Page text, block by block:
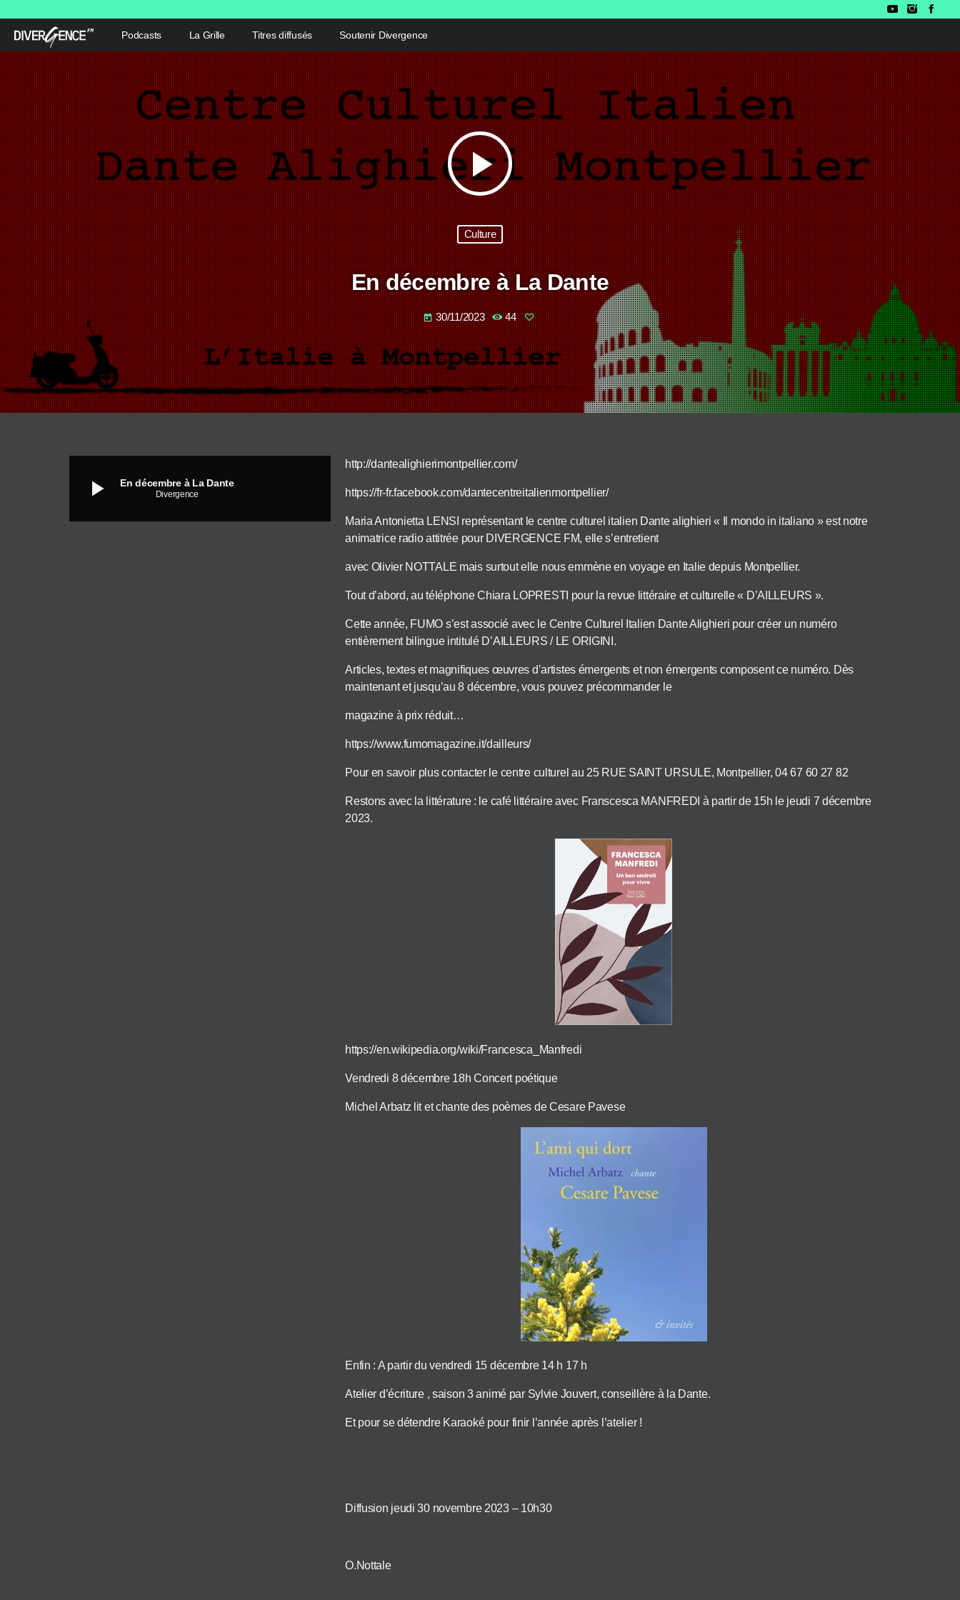
Podcasts La Grille Titres diffusés Soutenir Divergence
play_arrow
Culture
En décembre à La Dante
today 30/11/2023 44
play_arrow En décembre à La Dante
Divergence
http://dantealighierimontpellier.com/
https://fr-fr.facebook.com/dantecentreitalienmontpellier/
Maria Antonietta LENSI représentant le centre culturel italien Dante alighieri « Il mondo in italiano » est notre
animatrice radio attitrée pour DIVERGENCE FM, elle s’entretient
avec Olivier NOTTALE mais surtout elle nous emmène en voyage en Italie depuis Montpellier.
Tout d’abord, au téléphone Chiara LOPRESTI pour la revue littéraire et culturelle « D’AILLEURS ».
Cette année, FUMO s’est associé avec le Centre Culturel Italien Dante Alighieri pour créer un numéro
entièrement bilingue intitulé D’AILLEURS / LE ORIGINI.
Articles, textes et magnifiques œuvres d’artistes émergents et non émergents composent ce numéro. Dès
maintenant et jusqu’au 8 décembre, vous pouvez précommander le
magazine à prix réduit…
https://www.fumomagazine.it/dailleurs/
Pour en savoir plus contacter le centre culturel au 25 RUE SAINT URSULE, Montpellier, 04 67 60 27 82
Restons avec la littérature : le café littéraire avec Franscesca MANFREDI à partir de 15h le jeudi 7 décembre
2023.
https://en.wikipedia.org/wiki/Francesca_Manfredi
Vendredi 8 décembre 18h Concert poétique
Michel Arbatz lit et chante des poèmes de Cesare Pavese
Enfin : A partir du vendredi 15 décembre 14 h 17 h
Atelier d’écriture , saison 3 animé par Sylvie Jouvert, conseillère à la Dante.
Et pour se détendre Karaoké pour finir l’année après l’atelier !
Diffusion jeudi 30 novembre 2023 – 10h30
O.Nottale